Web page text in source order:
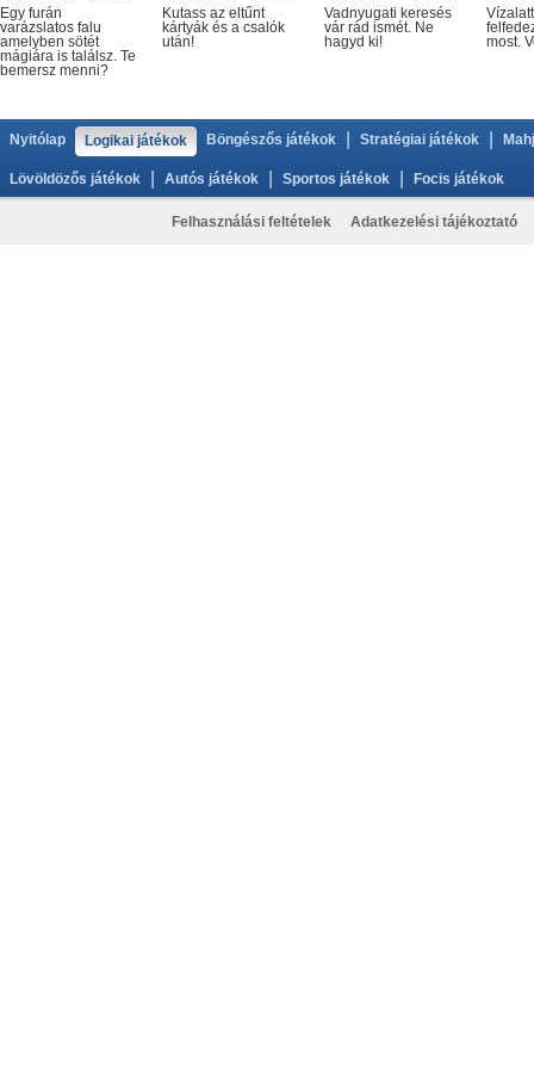
Egy furán
varázslatos falu
amelyben sötét
mágiára is találsz. Te
bemersz menni?
Kutass az eltűnt
kártyák és a csalók
után!
Vadnyugati keresés
vár rád ismét. Ne
hagyd ki!
most.
Nyitólap Logikai játékok Böngészős játékok Stratégiai játékok
Lövöldözős játékok Autós játékok Sportos játékok Focis játékok
Felhasználási feltételek Adatkezelési tájékoztató